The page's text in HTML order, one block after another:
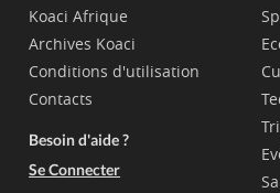
Koaci Afrique
Archives Koaci
Conditions d'utilisation
Contacts
Besoin d'aide ?
Se Connecter